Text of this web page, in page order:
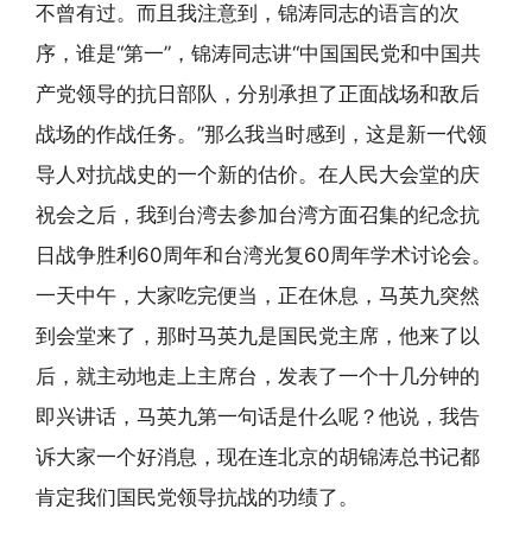
不曾有过。而且我注意到，锦涛同志的语言的次
序，谁是“第一”，锦涛同志讲“中国国民党和中国共
产党领导的抗日部队，分别承担了正面战场和敌后
战场的作战任务。”那么我当时感到，这是新一代领
导人对抗战史的一个新的估价。在人民大会堂的庆
祝会之后，我到台湾去参加台湾方面召集的纪念抗
日战争胜利60周年和台湾光复60周年学术讨论会。
一天中午，大家吃完便当，正在休息，马英九突然
到会堂来了，那时马英九是国民党主席，他来了以
后，就主动地走上主席台，发表了一个十几分钟的
即兴讲话，马英九第一句话是什么呢？他说，我告
诉大家一个好消息，现在连北京的胡锦涛总书记都
肯定我们国民党领导抗战的功绩了。